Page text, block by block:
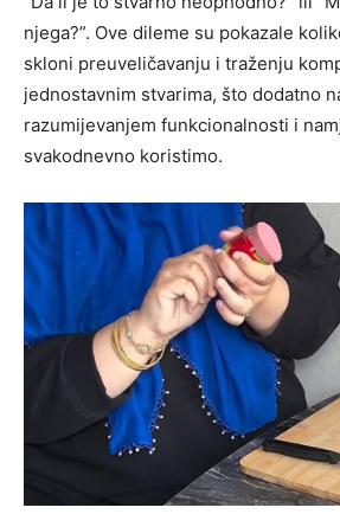
njega?”. Ove dileme su pokazale
skloni preuveličavanju i traženju
jednostavnim stvarima, što dodatno
razumijevanjem funkcionalnosti i
svakodnevno koristimo.